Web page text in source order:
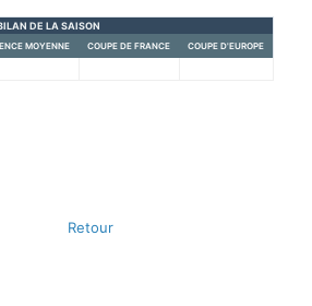
DE LA SAISON
MOYENNE COUPE DE FRANCE COUPE D'EUROPE
Retour